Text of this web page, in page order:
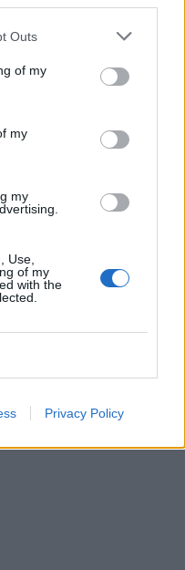
Outs
of my
my
my
Use,
of my
with the
Privacy Policy